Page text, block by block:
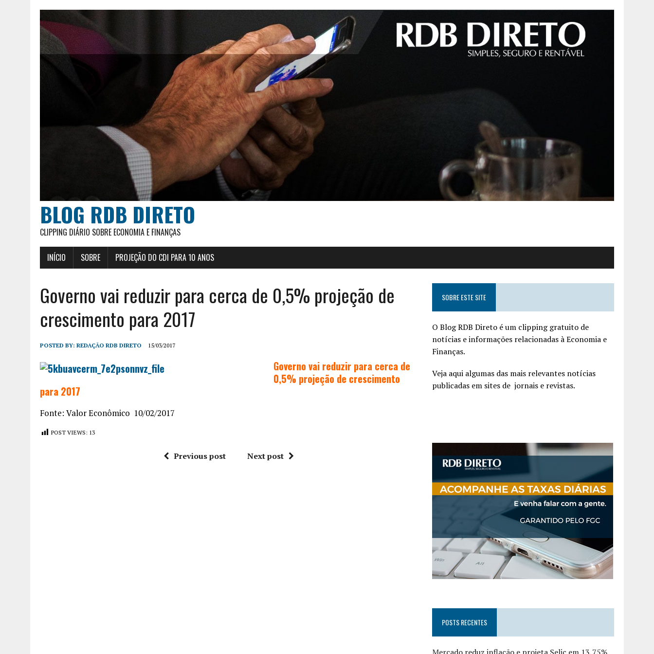
BLOG RDB DIRETO
CLIPPING DIÁRIO SOBRE ECONOMIA E FINANÇAS
INÍCIO SOBRE PROJEÇÃO DO CDI PARA 10 ANOS
Governo vai reduzir para cerca de 0,5% projeção de
crescimento para 2017
POSTED BY: REDAÇÃO RDB DIRETO 15/03/2017
Governo vai reduzir para cerca de
0,5% projeção de crescimento
para 2017
Fonte: Valor Econômico 10/02/2017
POST VIEWS: 13
Previous post Next post
SOBRE ESTE SITE
O Blog RDB Direto é um clipping gratuito de
notícias e informações relacionadas à Economia e
Finanças.
Veja aqui algumas das mais relevantes notícias
publicadas em sites de jornais e revistas.
POSTS RECENTES